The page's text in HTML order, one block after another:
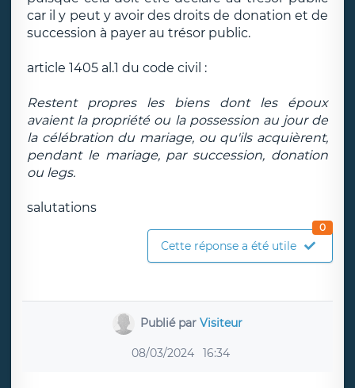
car il y peut y avoir des droits de donation et de
succession à payer au trésor public.
article 1405 al.1 du code civil :
Restent propres les biens dont les époux
avaient la propriété ou la possession au jour de
la célébration du mariage, ou qu'ils acquièrent,
pendant le mariage, par succession, donation
ou legs.
salutations
Cette réponse a été utile
0
Publié parVisiteur
08/03/2024 16:34